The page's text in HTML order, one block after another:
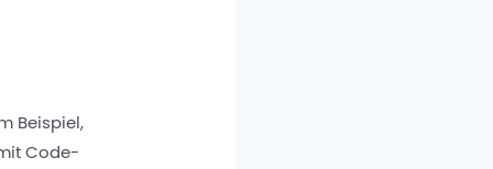
Beispiel,
Code-